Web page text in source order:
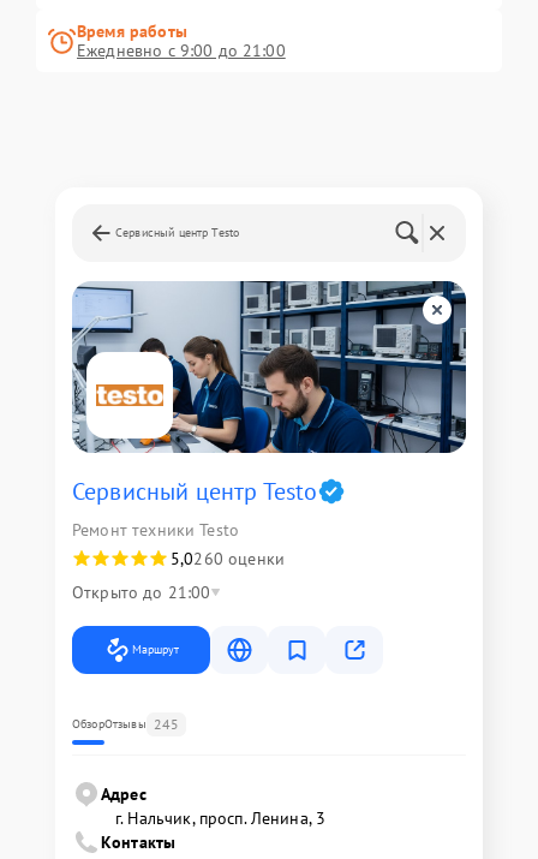
Время работы
Ежедневно с 9:00 до 21:00
Сервисный центр Testo
Сервисный центр Testo
Ремонт техники Testo
5,0260 оценки
Открыто до 21:00
Маршрут
ОбзорОтзывы 245
Адрес
г. Нальчик, просп. Ленина, 3
Контакты